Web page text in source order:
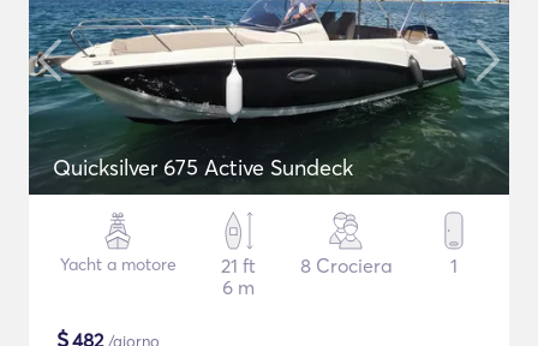
Quicksilver 675 Active Sundeck
Yacht a motore
21 ft
6 m
8 Crociera 1
$482/giorno